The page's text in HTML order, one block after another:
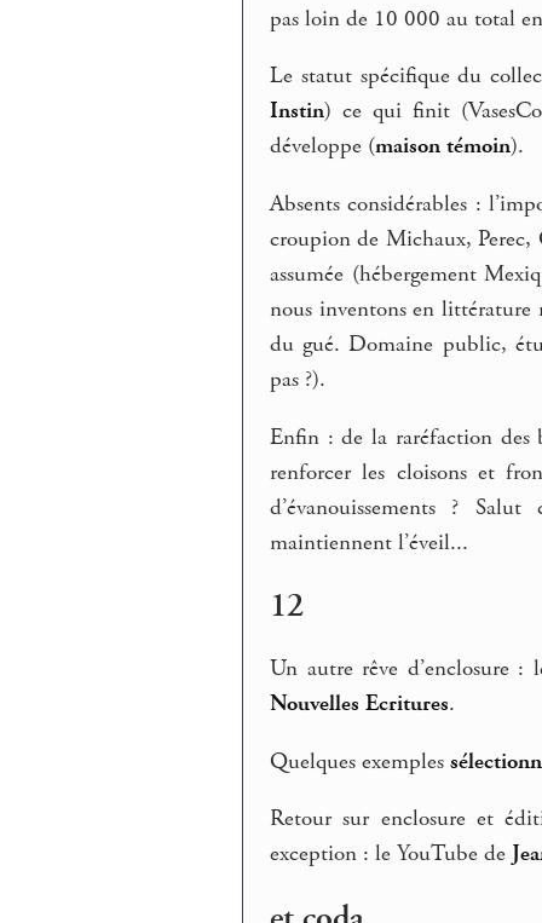
pas loin de 10 000 au total
Le statut spécifique du
Instin) ce qui finit
développe (maison témoin).
Absents considérables :
croupion de Michaux,
assumée (hébergement
nous inventons en littérature
du gué. Domaine public,
pas ?).
Enfin : de la raréfaction
renforcer les cloisons et
d’évanouissements ?
maintiennent l’éveil...
12
Un autre rêve d’enclosure
Nouvelles Ecritures.
Quelques exemples
Retour sur enclosure et
exception : le YouTube de